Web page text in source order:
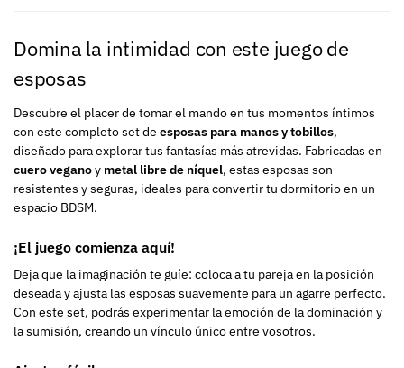
Domina la intimidad con este juego de
esposas
Descubre el placer de tomar el mando en tus momentos íntimos
con este completo set de esposas para manos y tobillos,
diseñado para explorar tus fantasías más atrevidas. Fabricadas en
cuero veganoy metal libre de níquel, estas esposas son
resistentes y seguras, ideales para convertir tu dormitorio en un
espacio BDSM.
¡El juego comienza aquí!
Deja que la imaginación te guíe: coloca a tu pareja en la posición
deseada y ajusta las esposas suavemente para un agarre perfecto.
Con este set, podrás experimentar la emoción de la dominación y
la sumisión, creando un vínculo único entre vosotros.